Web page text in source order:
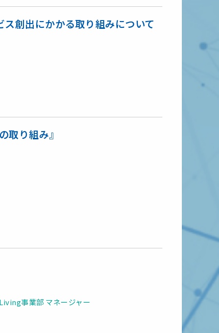
創出にかかる取り組みについて
取り組み』
事業部 マネージャー